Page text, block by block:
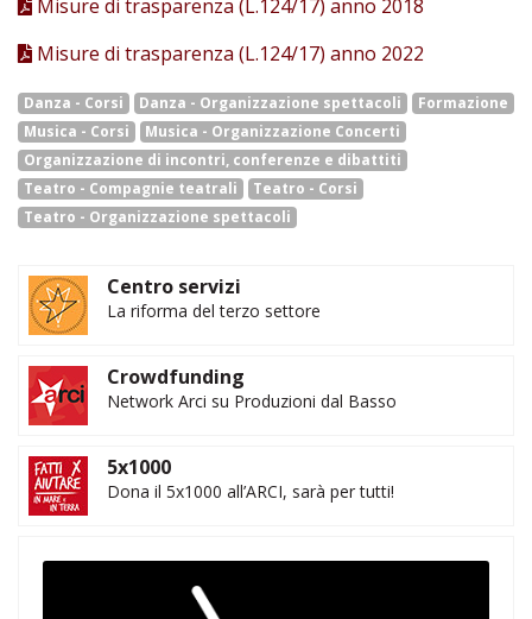
Misure di trasparenza (L.124/17) anno 2018
Misure di trasparenza (L.124/17) anno 2022
Danza - Corsi Danza - Organizzazione spettacoli
Formazione
Musica - Corsi
Musica - Organizzazione Concerti
Organizzazione di incontri, conferenze e dibattiti
Teatro - Compagnie teatrali
Teatro - Corsi
Teatro - Organizzazione spettacoli
Centro servizi
La riforma del terzo settore
Crowdfunding
Network Arci su Produzioni dal Basso
5x1000
Dona il 5x1000 all’ARCI, sarà per tutti!